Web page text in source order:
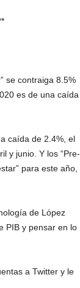
se contraiga 8.5%
es de una caída
caída de 2.4%, el
y junio. Y los “Pre-
para este año,
de López
PIB y pensar en lo
a Twitter y le